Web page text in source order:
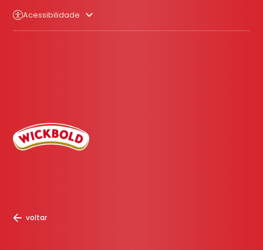
Acessibilidade
voltar